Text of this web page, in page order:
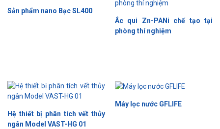
Sản phẩm nano Bạc SL400
Ắc qui Zn-PANi chế tạo tại
phòng thí nghiệm
Hệ thiết bị phân tích vết thủy
ngân Model VAST-HG 01
Máy lọc nước GFLIFE